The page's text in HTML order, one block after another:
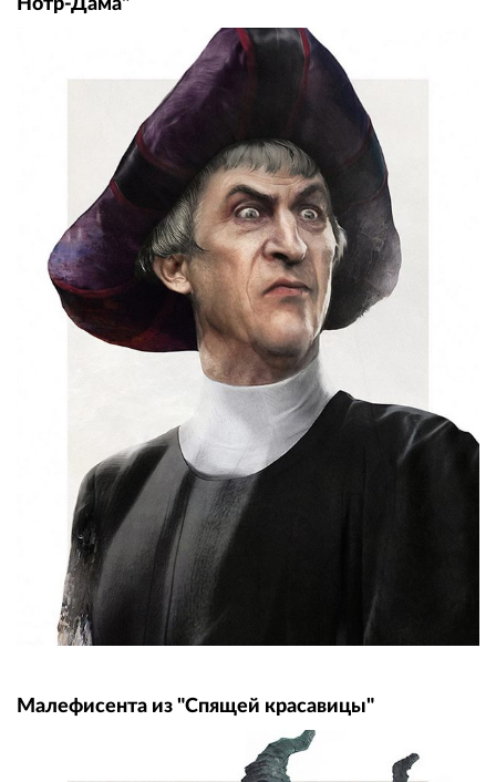
Малефисента из "Спящей красавицы"